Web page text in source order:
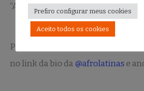
“Afrolatinas”.
Para conferir a programação
no link da bio da@afrolatinas e
Prefiro configurar meus cookies
Aceito todos os cookies